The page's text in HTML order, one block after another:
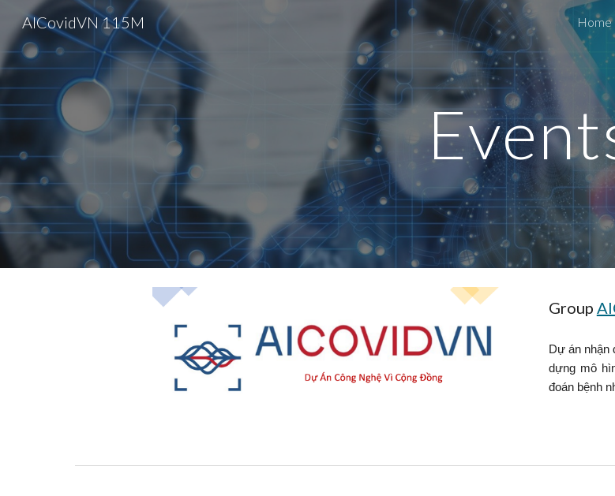
Skip to main content
AICovidVN 115M Home
Group
Dự án nhận
dựng mô
đoán bệnh